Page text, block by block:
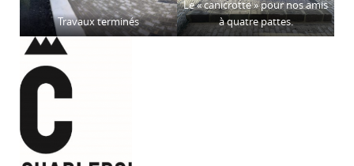
Travaux terminés
Le « canicrotte » pour nos amis
à quatre pattes.